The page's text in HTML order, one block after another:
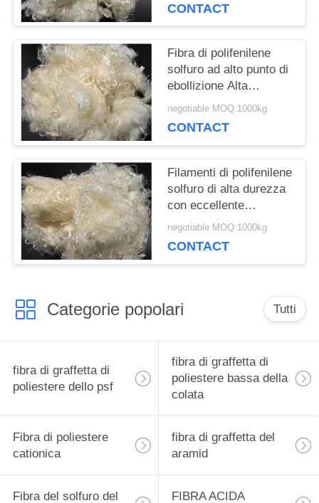
PRIVACY
POLICY
CONTACT
Fibra di polifenilene
solfuro ad alto punto di
ebollizione Alta
durezza e resistenza
negotiable MOQ:1000kg
CONTACT
Filamenti di polifenilene
solfuro di alta durezza
con eccellente
resistenza alle
negotiable MOQ:1000kg
CONTACT
Categorie popolari Tutti
fibra di graffetta di
poliestere dello psf
fibra di graffetta di
poliestere bassa della
colata
Fibra di poliestere
cationica
fibra di graffetta del
aramid
Fibra del solfuro del FIBRA ACIDA